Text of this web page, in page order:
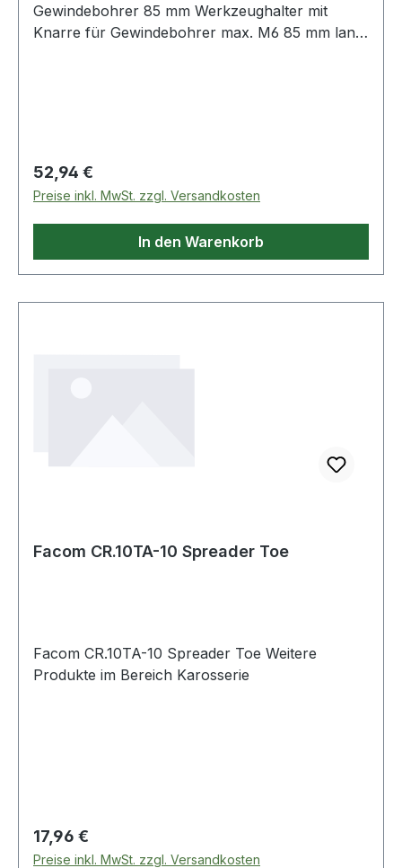
Gewindebohrer 85 mm Werkzeughalter mit
Knarre für Gewindebohrer max. M6 85 mm lang
Regulärer Preis:
52,94 €
Preise inkl. MwSt. zzgl. Versandkosten
In den Warenkorb
Facom CR.10TA-10 Spreader Toe
Facom CR.10TA-10 Spreader Toe Weitere
Produkte im Bereich Karosserie
Regulärer Preis:
17,96 €
Preise inkl. MwSt. zzgl. Versandkosten